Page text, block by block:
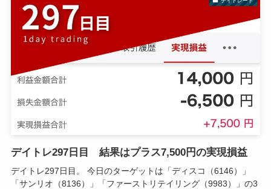
デイトレ297日目 結果はプラス7,500円の実現損益
デイトレ297日目。 今日のターゲットは「ディスコ（6146）」
「サンリオ（8136）」「ファーストリテイリング（9983）」の3